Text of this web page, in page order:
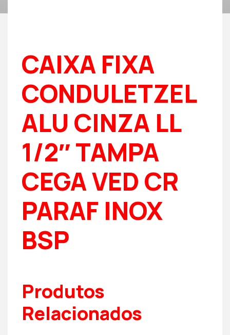
CAIXA FIXA
CONDULETZEL
ALU CINZA LL
1/2″ TAMPA
CEGA VED CR
PARAF INOX
BSP
Produtos
Relacionados